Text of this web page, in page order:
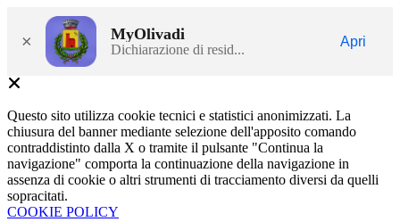
× MyOlivadi
Dichiarazione di resid...
Apri
Questo sito utilizza cookie tecnici e statistici anonimizzati. La
chiusura del banner mediante selezione dell'apposito comando
contraddistinto dalla X o tramite il pulsante "Continua la
navigazione" comporta la continuazione della navigazione in
assenza di cookie o altri strumenti di tracciamento diversi da quelli
sopracitati.
COOKIE POLICY